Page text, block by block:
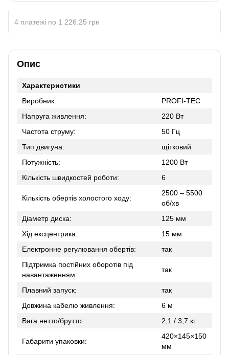
4 платежі по 1 226.25 грн
Опис
Характеристики
Виробник:
PROFI-TEC
Напруга живлення:
220 Вт
Частота струму:
50 Гц
Тип двигуна:
щітковий
Потужність:
1200 Вт
Кількість швидкостей роботи:
6
Кількість обертів холостого ходу:
2500 – 5500
об/хв
Діаметр диска:
125 мм
Хід ексцентрика:
15 мм
Електронне регулювання обертів:
так
Підтримка постійних оборотів під
навантаженням:
так
Плавний запуск:
так
Довжина кабелю живлення:
6 м
Вага нетто/брутто:
2,1 / 3,7 кг
Габарити упаковки:
420×145×150
мм